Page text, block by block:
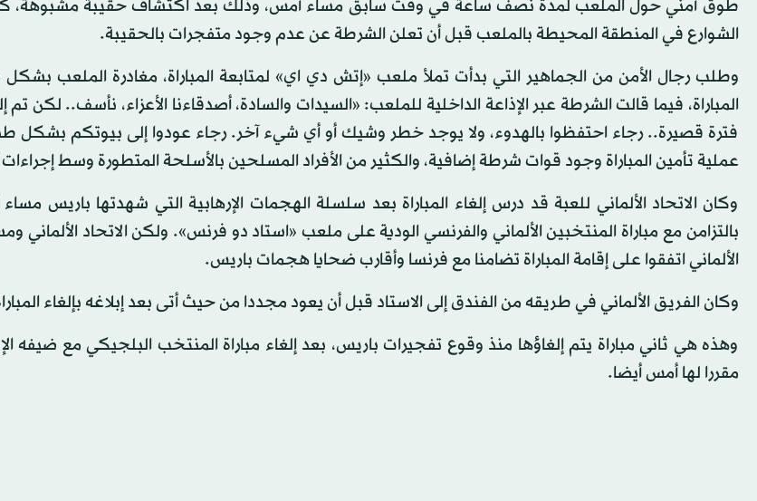
طوق أمني حول الملعب لمدة نصف ساعة في وقت سابق مساء أمس، وذلك بعد اكتشاف حقيبة مشبوهة،
الشوارع في المنطقة المحيطة بالملعب قبل أن تعلن الشرطة عن عدم وجود متفجرات بالحقيبة.
وطلب رجال الأمن من الجماهير التي بدأت تملأ ملعب «إتش دي اي» لمتابعة المباراة، مغادرة الملعب
المباراة، فيما قالت الشرطة عبر الإذاعة الداخلية للملعب: «السيدات والسادة، أصدقاءنا الأعزاء، نأسف.. لكن تم
فترة قصيرة.. رجاء احتفظوا بالهدوء، ولا يوجد خطر وشيك أو أي شيء آخر. رجاء عودوا إلى بيوتكم
عملية تأمين المباراة وجود قوات شرطة إضافية، والكثير من الأفراد المسلحين بالأسلحة المتطورة وسط
وكان الاتحاد الألماني للعبة قد درس إلغاء المباراة بعد سلسلة الهجمات الإرهابية التي شهدتها باريس
بالتزامن مع مباراة المنتخبين الألماني والفرنسي الودية على ملعب «استاد دو فرنس». ولكن الاتحاد الألماني
الألماني اتفقوا على إقامة المباراة تضامنا مع فرنسا وأقارب ضحايا هجمات باريس.
وكان الفريق الألماني في طريقه من الفندق إلى الاستاد قبل أن يعود مجددا من حيث أتى بعد إبلاغه بإلغاء
وهذه هي ثاني مباراة يتم إلغاؤها منذ وقوع تفجيرات باريس، بعد إلغاء مباراة المنتخب البلجيكي مع ضيفه
مقررا لها أمس أيضا.